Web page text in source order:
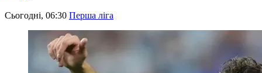
Сьогодні, 06:30 Перша ліга